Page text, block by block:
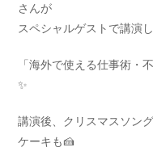
さんが
スペシャルゲストで講演
「海外で使える仕事術・
✨
講演後、クリスマスソン
ケーキも🍰